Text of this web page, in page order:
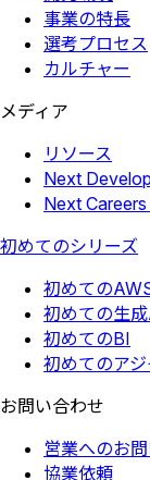
事業の特長
選考プロセス
カルチャー
メディア
リソース
Next
Next
初めてのシリーズ
初めての
初めての生
初めてのBI
初めてのア
お問い合わせ
営業へのお
協業依頼